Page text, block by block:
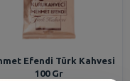
Efendi Türk Kahvesi
100 Gr